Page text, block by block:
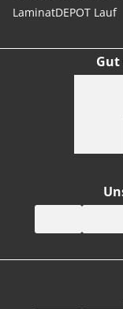
LaminatDEPOT Lauf